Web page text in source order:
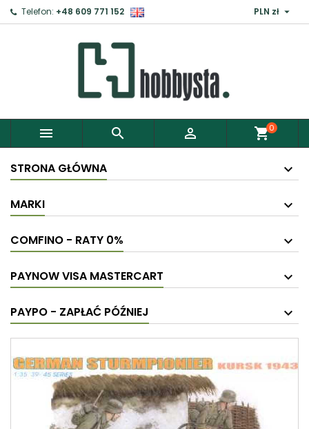
Telefon: +48 609 771 152 PLN zł 
   shopping_cart0
STRONA GŁÓWNA
MARKI
COMFINO - RATY 0%
PAYNOW VISA MASTERCART
PAYPO - ZAPŁAĆ PÓŹNIEJ